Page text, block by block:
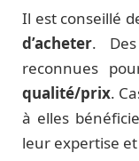
Il est conseillé
d’acheter.
reconnues
qualité/prix.
à elles
leur expertise